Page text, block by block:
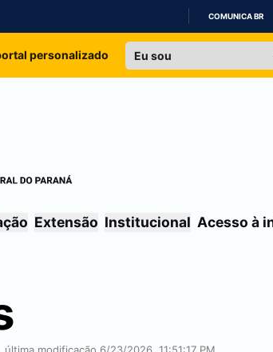
IR
COMUNICA BR
personalizado
Extensão Institucional Acesso à